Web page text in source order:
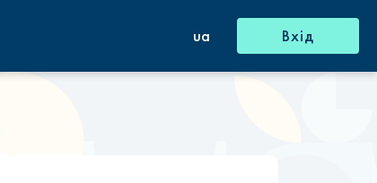
ua Вхід